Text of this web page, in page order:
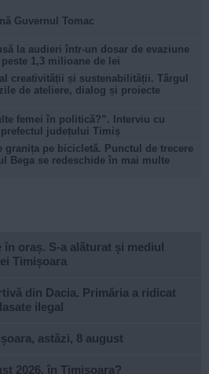
Guvernul Tomac
la audieri într-un dosar de evaziune
1,3 milioane de lei
creativității și sustenabilității. Târgul
de ateliere, dialog și proiecte
femei în politică?”. Interviu cu
județului Timiș
granița pe bicicletă. Punctul de trecere
Bega se redeschide în mai multe
oraș. S-a alăturat și mediul
Timișoara
din Dacia. Primăria a ridicat
ilegal
astăzi, 8 august
2026, în Timișoara?